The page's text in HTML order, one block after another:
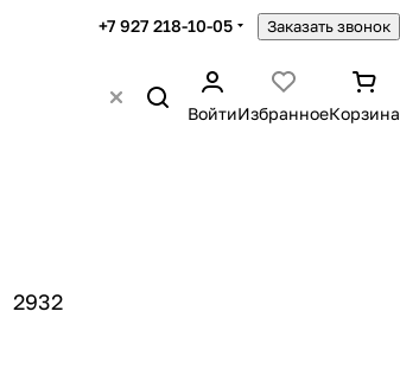
+7 927 218-10-05 Заказать звонок
ВойтиИзбранноеКорзина
2932